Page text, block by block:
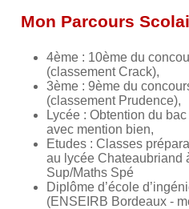
Mon Parcours
4ème : 10ème du
(classement Crack),
3ème : 9ème du
(classement Prudence),
Lycée : Obtention du
avec mention bien,
Etudes : Classes
au lycée Chateaubriand
Sup/Maths Spé
Diplôme d’école
(ENSEIRB Bordeaux -